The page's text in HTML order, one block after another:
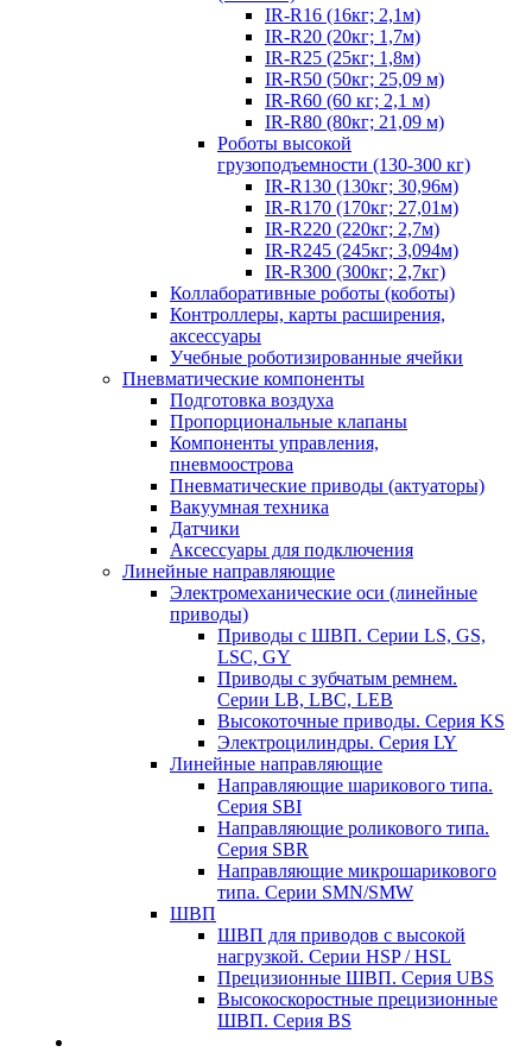
IR-R16 (16кг; 2,1м)
IR-R20 (20кг; 1,7м)
IR-R25 (25кг; 1,8м)
IR-R50 (50кг; 25,09 м)
IR-R60 (60 кг; 2,1 м)
IR-R80 (80кг; 21,09 м)
Роботы высокой
грузоподъемности (130-300 кг)
IR-R130 (130кг; 30,96м)
IR-R170 (170кг; 27,01м)
IR-R220 (220кг; 2,7м)
IR-R245 (245кг; 3,094м)
IR-R300 (300кг; 2,7кг)
Коллаборативные роботы (коботы)
Контроллеры, карты расширения,
аксессуары
Учебные роботизированные ячейки
Пневматические компоненты
Подготовка воздуха
Пропорциональные клапаны
Компоненты управления,
пневмоострова
Пневматические приводы (актуаторы)
Вакуумная техника
Датчики
Аксессуары для подключения
Линейные направляющие
Электромеханические оси (линейные
приводы)
Приводы с ШВП. Серии LS, GS,
LSC, GY
Приводы с зубчатым ремнем.
Серии LB, LBC, LEB
Высокоточные приводы. Серия KS
Электроцилиндры. Серия LY
Линейные направляющие
Направляющие шарикового типа.
Серия SBI
Направляющие роликового типа.
Серия SBR
Направляющие микрошарикового
типа. Серии SMN/SMW
ШВП
ШВП для приводов с высокой
нагрузкой. Серии HSP / HSL
Прецизионные ШВП. Серия UBS
Высокоскоростные прецизионные
ШВП. Серия BS